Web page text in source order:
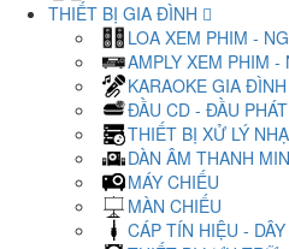
THIẾT BỊ GIA ĐÌNH
LOA XEM PHIM -
AMPLY XEM PHIM -
KARAOKE GIA
ĐẦU CD - ĐẦU PHÁT
THIẾT BỊ XỬ LÝ
DÀN ÂM THANH
MÁY CHIẾU
MÀN CHIẾU
CÁP TÍN HIỆU -